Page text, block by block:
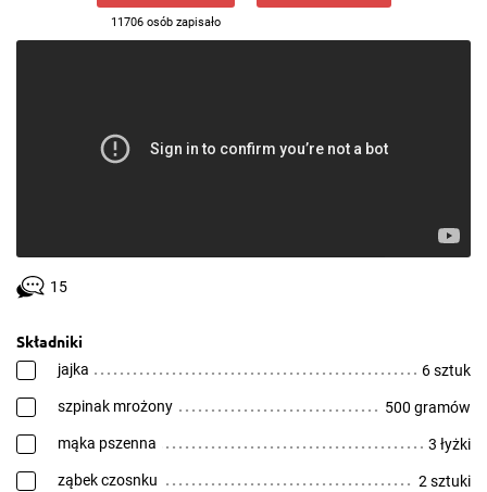
11706 osób zapisało
15
Składniki
jajka 6 sztuk
szpinak mrożony 500 gramów
mąka pszenna 3 łyżki
ząbek czosnku 2 sztuki